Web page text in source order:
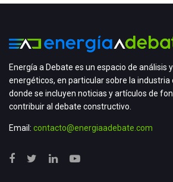
Energía a Debate es un espacio de análisis
energéticos, en particular sobre la
donde se incluyen noticias y artículos de
contribuir al debate constructivo.
Email: contacto@energiaadebate.com